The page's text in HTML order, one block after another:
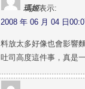
瑪姬表示:
2008 年 06 月 04 日
料放太多好像也會影響
吐司高度這件事，真是